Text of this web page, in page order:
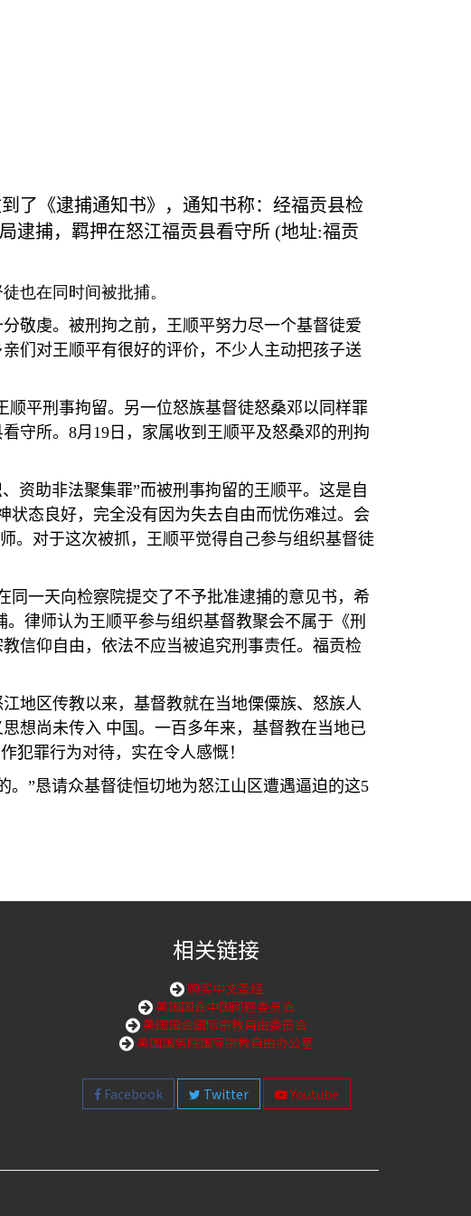
了《逮捕通知书》，通知书称：经福贡县检
逮捕，羁押在怒江福贡县看守所 (地址:福贡
也在同时间被批捕。
敬虔。被刑拘之前，王顺平努力尽一个基督徒爱
们对王顺平有很好的评价，不少人主动把孩子送
顺平刑事拘留。另一位怒族基督徒怒桑邓以同样罪
守所。 8月 19 日，家属收到王顺平及怒桑邓的刑拘
资助非法聚集罪”而被刑事拘留的王顺平。这是自
状态良好，完全没有因为失去自由而忧伤难过。会
。对于这次被抓，王顺平觉得自己参与组织基督徒
同一天向检察院提交了不予批准逮捕的意见书，希
律师认为王顺平参与组织基督教聚会不属于《刑
信仰自由，依法不应当被追究刑事责任。福贡检
地区传教以来，基督教就在当地傈僳族、怒族人
想尚未传入 中国。一百多年来，基督教在当地已
犯罪行为对待，实在令人感慨！
。 ”恳请众基督徒恒切地为怒江山区遭遇逼迫的这5
相关链接
购买中文圣经
美国国会中国问题委员会
美国国会国际宗教自由委员会
美国国务院国际宗教自由办公室
Facebook Twitter Youtube